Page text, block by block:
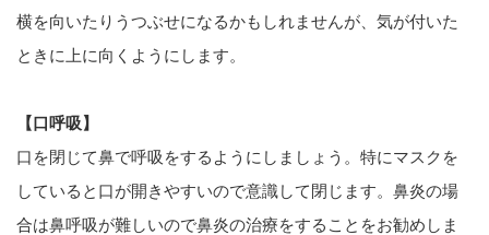
横を向いたりうつぶせになるかもしれませんが、気が付いた
ときに上に向くようにします。
【口呼吸】
口を閉じて鼻で呼吸をするようにしましょう。特にマスクを
していると口が開きやすいので意識して閉じます。鼻炎の場
合は鼻呼吸が難しいので鼻炎の治療をすることをお勧めしま